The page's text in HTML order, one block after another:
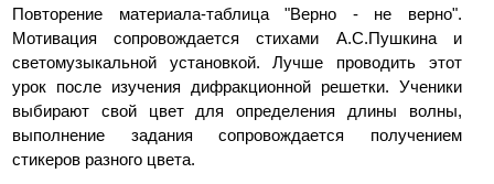
Повторение материала-таблица "Верно - не верно".
Мотивация сопровождается стихами А.С.Пушкина и
светомузыкальной установкой. Лучше проводить этот
урок после изучения дифракционной решетки. Ученики
выбирают свой цвет для определения длины волны,
выполнение задания сопровождается получением
стикеров разного цвета.